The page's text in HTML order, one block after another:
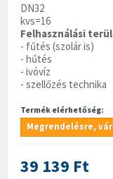
DN32
kvs=16
Felhasználási
- fűtés (szolár is)
- hűtés
- ivóvíz
- szellőzés technika
Termék elérhetőség:
Megrendelésre,
39 139 Ft